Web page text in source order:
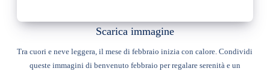
Scarica immagine
Tra cuori e neve leggera, il mese di febbraio inizia con calore. Condividi
queste immagini di benvenuto febbraio per regalare serenità e un